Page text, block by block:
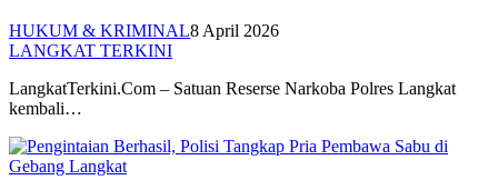
HUKUM & KRIMINAL8 April 2026
LANGKAT TERKINI
LangkatTerkini.Com – Satuan Reserse Narkoba Polres Langkat
kembali…